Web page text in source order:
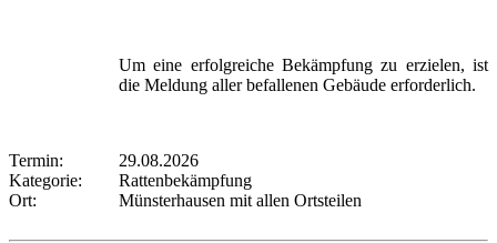
Um eine erfolgreiche Bekämpfung zu erzielen, ist
die Meldung aller befallenen Gebäude erforderlich.
Termin:
29.08.2026
Kategorie:
Rattenbekämpfung
Ort:
Münsterhausen mit allen Ortsteilen